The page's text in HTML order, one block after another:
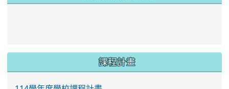
課程計畫